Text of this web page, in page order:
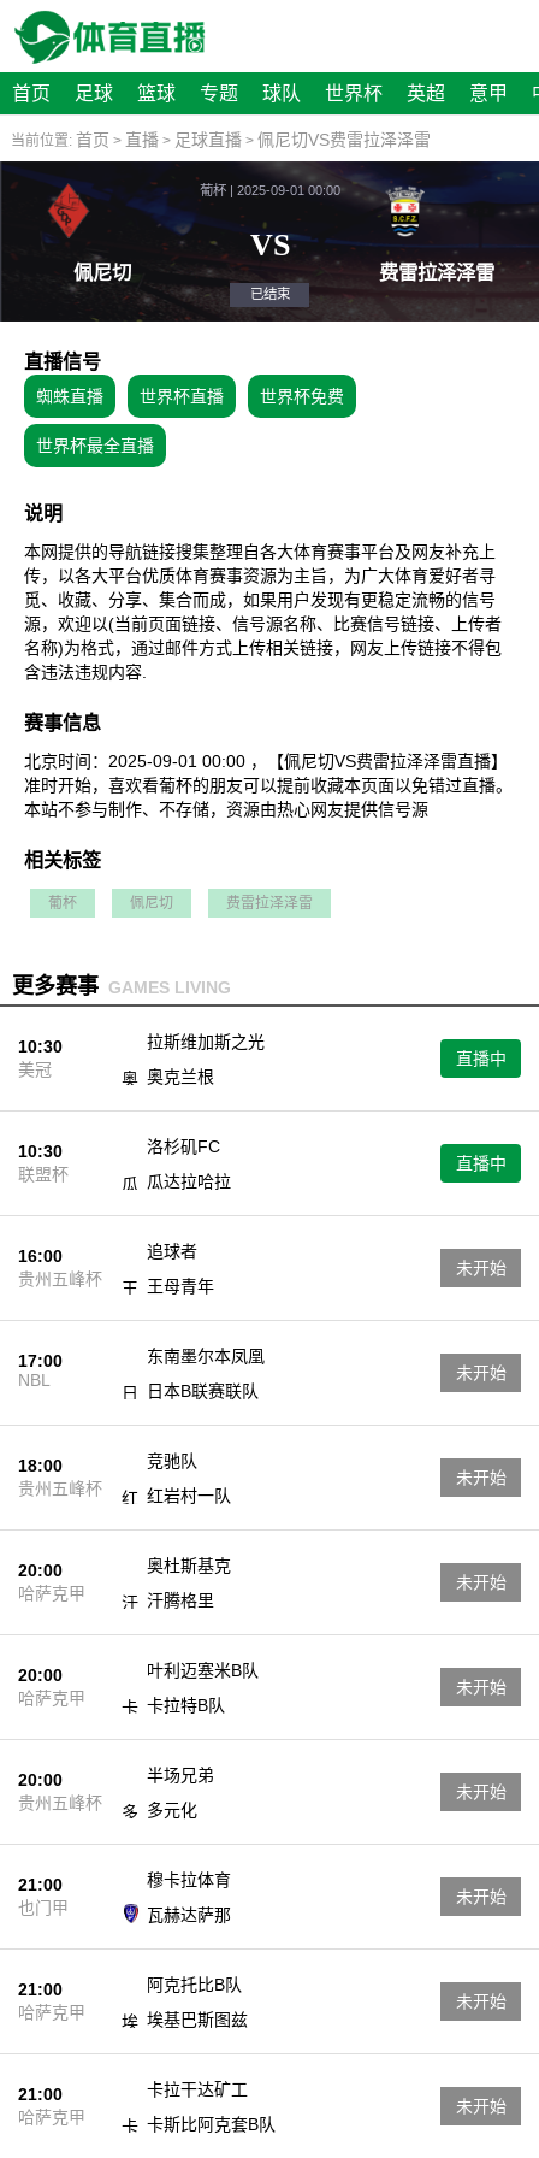
首页 足球 篮球 专题 球队 世界杯 英超 意甲
当前位置: 首页 > 直播> 足球直播> 佩尼切VS费雷拉泽泽雷
葡杯 | 2025-09-01 00:00
VS
直播信号
蜘蛛直播 世界杯直播 世界杯免费
世界杯最全直播
说明
本网提供的导航链接搜集整理自各大体育赛事平台及网友补充上
传，以各大平台优质体育赛事资源为主旨，为广大体育爱好者寻
觅、收藏、分享、集合而成，如果用户发现有更稳定流畅的信号
源，欢迎以(当前页面链接、信号源名称、比赛信号链接、上传者
名称)为格式，通过邮件方式上传相关链接，网友上传链接不得包
含违法违规内容.
赛事信息
北京时间：2025-09-01 00:00 ，【佩尼切VS费雷拉泽泽雷直播】
准时开始，喜欢看葡杯的朋友可以提前收藏本页面以免错过直播。
本站不参与制作、不存储，资源由热心网友提供信号源
相关标签
葡杯 佩尼切 费雷拉泽泽雷
更多赛事 GAMES LIVING
10:30
美冠
拉斯维加斯之光
奥克兰根
直播中
10:30
联盟杯
洛杉矶FC
瓜达拉哈拉
直播中
16:00
贵州五峰杯
追球者
王母青年
未开始
17:00
NBL
东南墨尔本凤凰
日本B联赛联队
未开始
18:00
贵州五峰杯
竞驰队
红岩村一队
未开始
20:00
哈萨克甲
奥杜斯基克
汗腾格里
未开始
20:00
哈萨克甲
叶利迈塞米B队
卡拉特B队
未开始
20:00
贵州五峰杯
半场兄弟
多元化
未开始
21:00
也门甲
穆卡拉体育
瓦赫达萨那
未开始
21:00
哈萨克甲
阿克托比B队
埃基巴斯图兹
未开始
21:00
哈萨克甲
卡拉干达矿工
卡斯比阿克套B队
未开始